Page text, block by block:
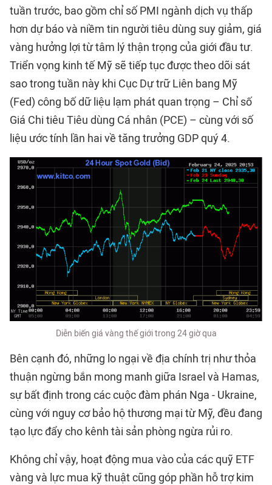
tuần trước, bao gồm chỉ số PMI ngành dịch vụ thấp
hơn dự báo và niềm tin người tiêu dùng suy giảm, giá
vàng hưởng lợi từ tâm lý thận trọng của giới đầu tư.
Triển vọng kinh tế Mỹ sẽ tiếp tục được theo dõi sát
sao trong tuần này khi Cục Dự trữ Liên bang Mỹ
(Fed) công bố dữ liệu lạm phát quan trọng – Chỉ số
Giá Chi tiêu Tiêu dùng Cá nhân (PCE) – cùng với số
liệu ước tính lần hai về tăng trưởng GDP quý 4.
Diễn biến giá vàng thế giới trong 24 giờ qua
Bên cạnh đó, những lo ngại về địa chính trị như thỏa
thuận ngừng bắn mong manh giữa Israel và Hamas,
sự bất định trong các cuộc đàm phán Nga - Ukraine,
cùng với nguy cơ bảo hộ thương mại từ Mỹ, đều đang
tạo lực đẩy cho kênh tài sản phòng ngừa rủi ro.
Không chỉ vậy, hoạt động mua vào của các quỹ ETF
vàng và lực mua kỹ thuật cũng góp phần hỗ trợ kim